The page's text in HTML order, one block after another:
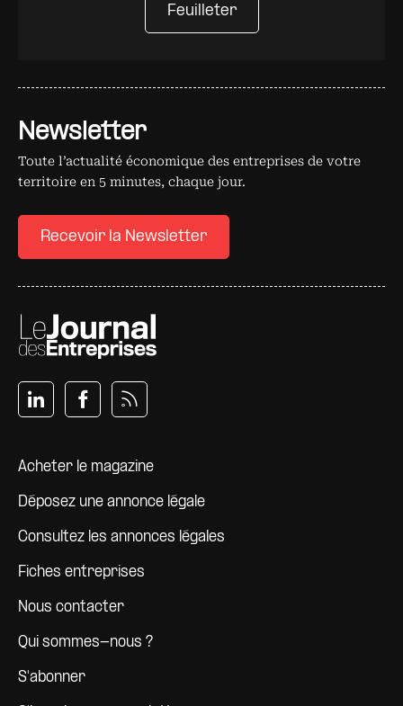
Newsletter
Toute l’actualité économique des entreprises de votre
territoire en 5 minutes, chaque jour.
Recevoir la Newsletter
Pied de page
Acheter le magazine
Déposez une annonce légale
Consultez les annonces légales
Fiches entreprises
Nous contacter
Qui sommes-nous ?
S'abonner
Feuilleter